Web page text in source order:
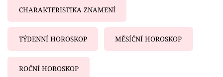
CHARAKTERISTIKA ZNAMENÍ
TÝDENNÍ HOROSKOP MĚSÍČNÍ HOROSKOP
ROČNÍ HOROSKOP